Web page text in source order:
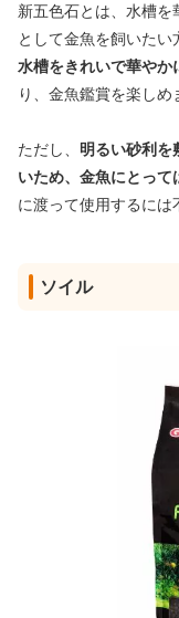
新五色石とは、水槽を
として金魚を飼いたい
水槽をきれいで華やか
り、金魚鑑賞を楽しめ
ただし、 明るい砂利を
いため、金魚にとって
に渡って使用するには
ソイル